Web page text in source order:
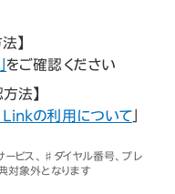
】
をご確認ください
法】
の利用について
ビス、♯ダイヤル番号、プレ
対象外となります